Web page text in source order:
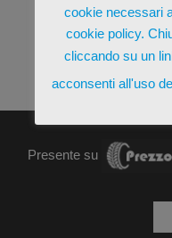
Presente su
cookie necessari
cookie policy.
cliccando su un
acconsenti all'uso